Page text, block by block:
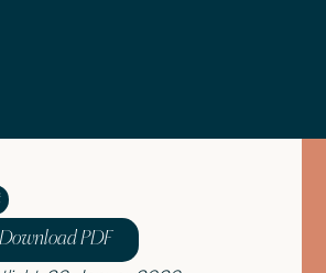
Download PDF